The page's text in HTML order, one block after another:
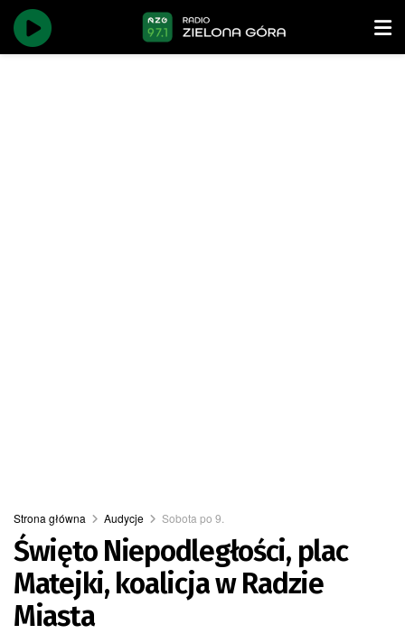
Strona główna Audycje Sobota po 9.
Święto Niepodległości, plac
Matejki, koalicja w Radzie
Miasta